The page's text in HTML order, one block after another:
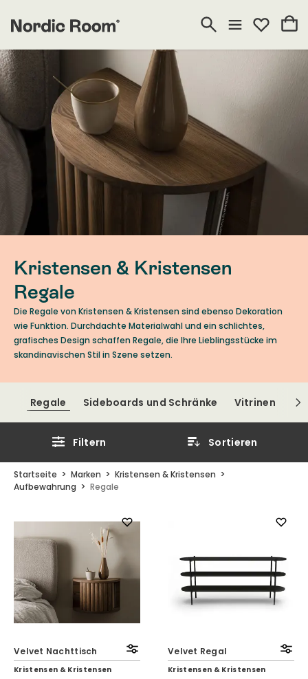
Kristensen & Kristensen
Regale
Die Regale von Kristensen & Kristensen sind ebenso Dekoration
wie Funktion. Durchdachte Materialwahl und ein schlichtes,
grafisches Design schaffen Regale, die Ihre Lieblingsstücke im
skandinavischen Stil in Szene setzen.
Regale Sideboards und Schränke Vitrinen
Filtern Sortieren
Startseite Marken
Kristensen & Kristensen
Aufbewahrung
Regale
Velvet Nachttisch
Kristensen & Kristensen
Velvet Regal
Kristensen & Kristensen